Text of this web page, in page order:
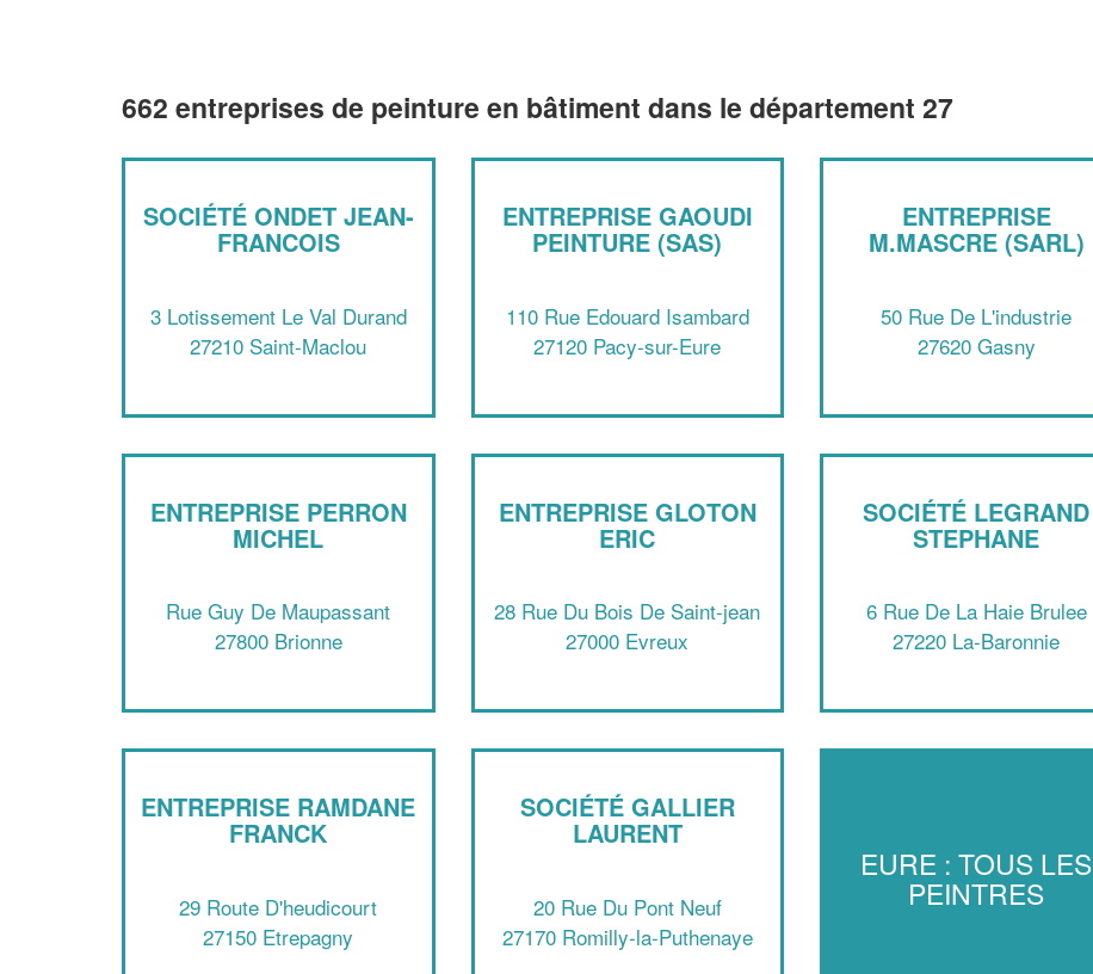
662 entreprises de peinture en bâtiment dans le département 27
SOCIÉTÉ ONDET JEAN-
FRANCOIS
3 Lotissement Le Val Durand
27210 Saint-Maclou
ENTREPRISE GAOUDI
PEINTURE (SAS)
110 Rue Edouard Isambard
27120 Pacy-sur-Eure
ENTREPRISE
M.MASCRE (SARL)
50 Rue De L'industrie
27620 Gasny
ENTREPRISE PERRON
MICHEL
Rue Guy De Maupassant
27800 Brionne
ENTREPRISE GLOTON
ERIC
28 Rue Du Bois De Saint-jean
27000 Evreux
SOCIÉTÉ LEGRAND
STEPHANE
6 Rue De La Haie Brulee
27220 La-Baronnie
ENTREPRISE RAMDANE
FRANCK
29 Route D'heudicourt
27150 Etrepagny
SOCIÉTÉ GALLIER
LAURENT
20 Rue Du Pont Neuf
27170 Romilly-la-Puthenaye
EURE : TOUS LES
PEINTRES